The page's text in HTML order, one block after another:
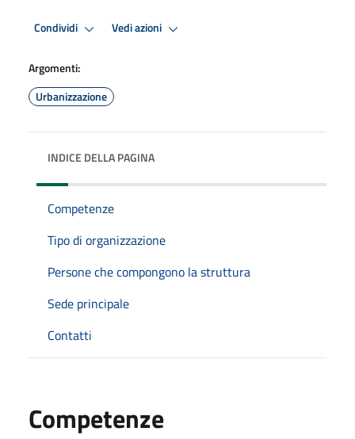
Condividi Vedi azioni
Argomenti:
Urbanizzazione
INDICE DELLA PAGINA
Competenze
Tipo di organizzazione
Persone che compongono la struttura
Sede principale
Contatti
Competenze